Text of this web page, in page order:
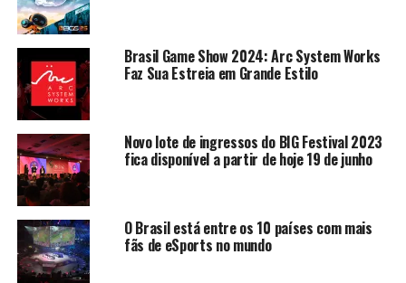
Brasil Game Show 2024: Arc System Works
Faz Sua Estreia em Grande Estilo
Novo lote de ingressos do BIG Festival 2023
fica disponível a partir de hoje 19 de junho
O Brasil está entre os 10 países com mais
fãs de eSports no mundo